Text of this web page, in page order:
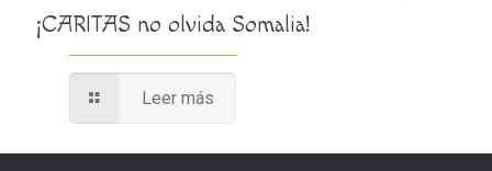
¡CARITAS no olvida Somalia!
Leer más